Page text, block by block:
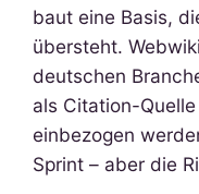
baut eine Basis,
übersteht.
deutschen
als Citation-
einbezogen
Sprint – aber die